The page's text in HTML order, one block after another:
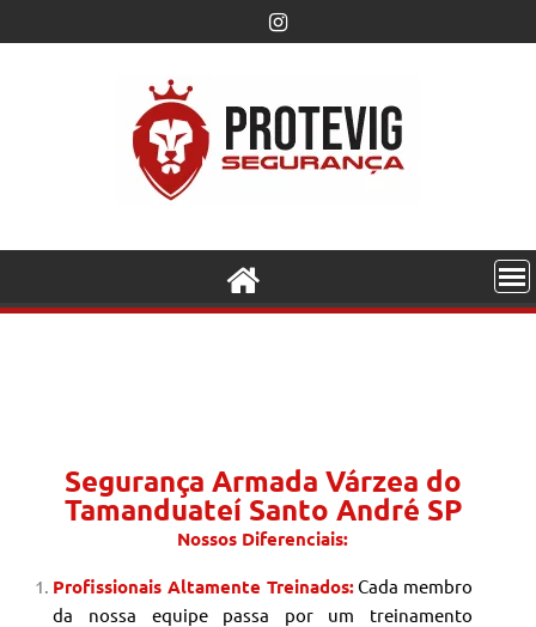
Segurança Armada Várzea do
Tamanduateí Santo André SP
Nossos Diferenciais:
Profissionais Altamente Treinados:Cada membro
da nossa equipe passa por um treinamento